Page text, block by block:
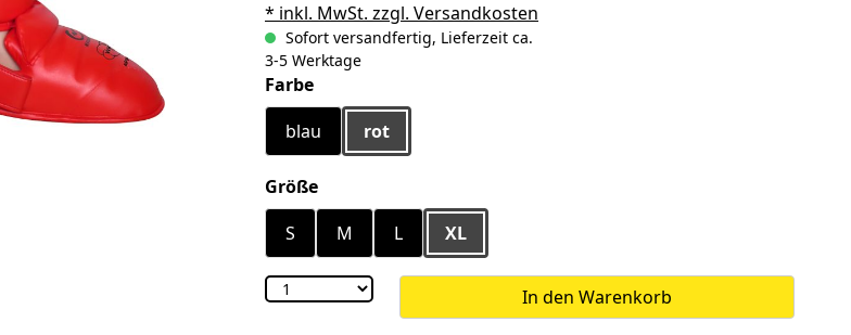
* inkl. MwSt. zzgl. Versandkosten
Sofort versandfertig, Lieferzeit ca.
3-5 Werktage
Farbeauswählen
blau
rot
Größeauswählen
S
M L XL
In den Warenkorb